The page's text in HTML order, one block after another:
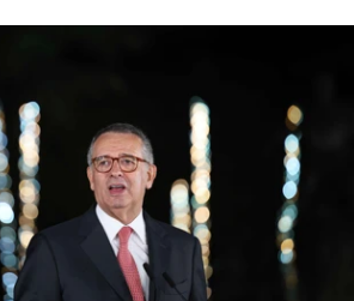
no entanto, deixa alguns
desta dimensão "deve ter
a proteção das pessoas"
de simplificação pode
diminuição da proteção
vinca que se
deverá